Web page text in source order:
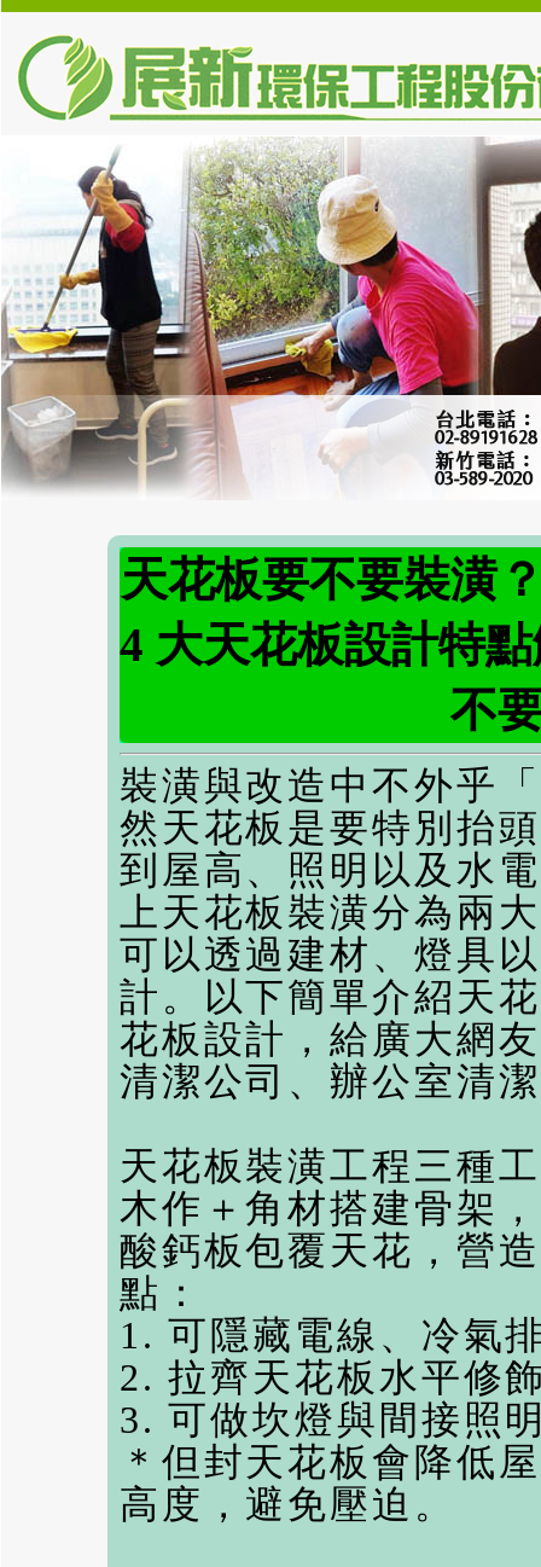
天花板要不要裝潢
4 大天花板設計特
不
裝潢與改造中不外乎
然天花板是要特別抬
到屋高、照明以及水
上天花板裝潢分為兩
可以透過建材、燈具
計。以下簡單介紹天
花板設計，給廣大網
清潔公司 、 辦公室清潔
天花板裝潢工程三種
木作＋角材搭建骨架
酸鈣板包覆天花，營
點：
1. 可隱藏電線、冷氣
2. 拉齊天花板水平修
3. 可做坎燈與間接照
＊但封天花板會降低
高度，避免壓迫。